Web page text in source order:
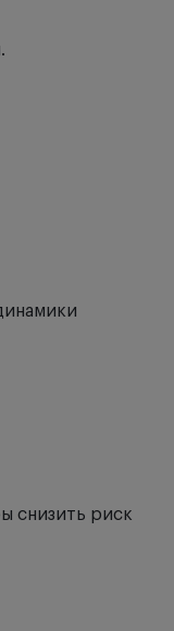
снизить риск